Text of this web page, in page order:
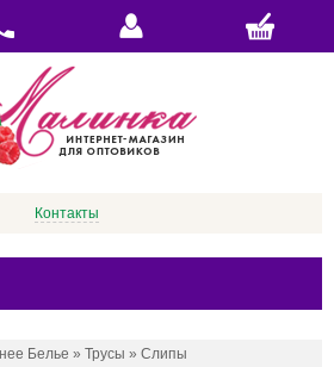
Контакты
Белье » Трусы » Слипы